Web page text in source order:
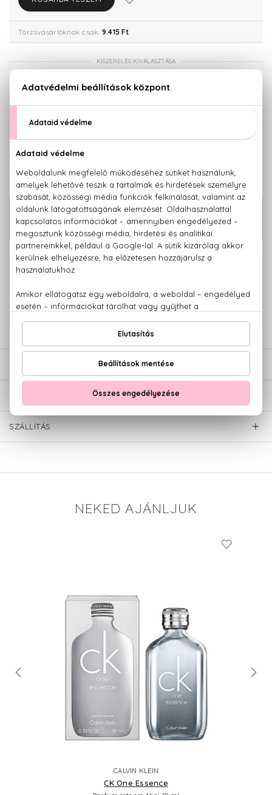
Törzsvásárlóknak csak: 9.415 Ft
KISZERELÉS KIVÁLASZTÁSA
50 ml
KAPCSOLÓDÓ TERMÉKEK
CK One Eau De Toilette Szett 100+150
ml
12.310 Ft
100% eredeti termékek,
Kérdésed van, elakadtál? Hívd ügyfélszolgálatunkat:+36 20
779 1926
LEÍRÁS
SZÁLLÍTÁS
NEKED AJÁNLJUK
CALVIN KLEIN
CK One Essence